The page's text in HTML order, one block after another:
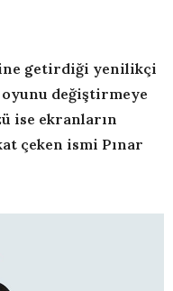
getirdiği yenilikçi
değiştirmeye
ise ekranların
çeken ismi Pınar